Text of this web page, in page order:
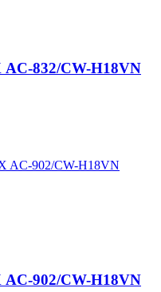
832/CW-H18VN
902/CW-H18VN